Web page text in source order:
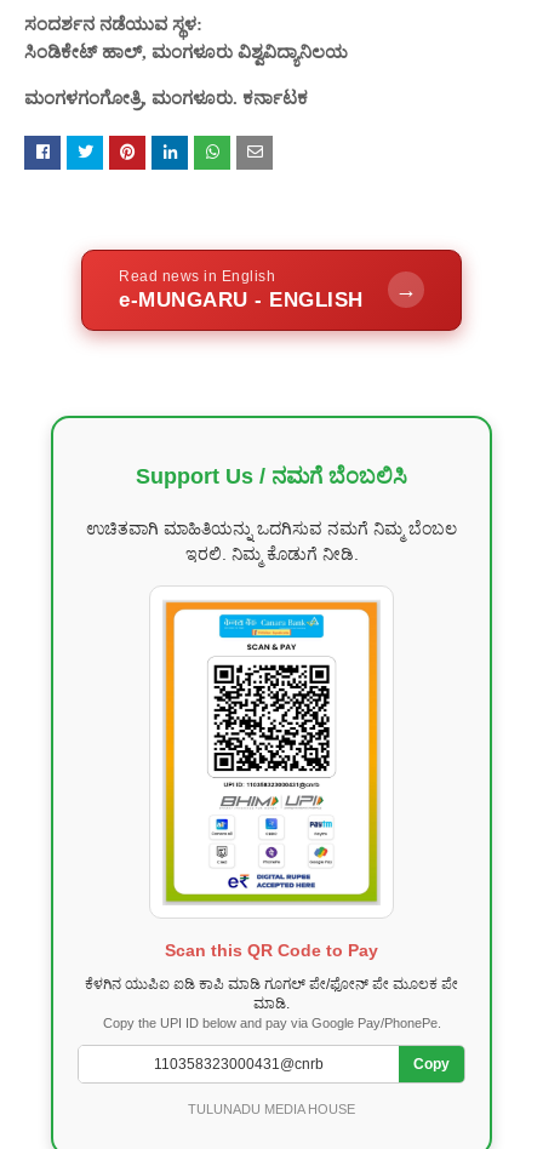
ಸಂದರ್ಶನ ನಡೆಯುವ ಸ್ಥಳ:
ಸಿಂಡಿಕೇಟ್ ಹಾಲ್, ಮಂಗಳೂರು ವಿಶ್ವವಿದ್ಯಾನಿಲಯ
ಮಂಗಳಗಂಗೋತ್ರಿ, ಮಂಗಳೂರು. ಕರ್ನಾಟಕ
Read news in English
e-MUNGARU - ENGLISH →
Support Us / ನಮಗೆ ಬೆಂಬಲಿಸಿ
ಉಚಿತವಾಗಿ ಮಾಹಿತಿಯನ್ನು ಒದಗಿಸುವ ನಮಗೆ ನಿಮ್ಮ ಬೆಂಬಲ
ಇರಲಿ. ನಿಮ್ಮ ಕೊಡುಗೆ ನೀಡಿ.
Scan this QR Code to Pay
ಕೆಳಗಿನ ಯುಪಿಐ ಐಡಿ ಕಾಪಿ ಮಾಡಿ ಗೂಗಲ್ ಪೇ/ಫೋನ್ ಪೇ ಮೂಲಕ ಪೇ
ಮಾಡಿ.
Copy the UPI ID below and pay via Google Pay/PhonePe.
Copy
TULUNADU MEDIA HOUSE